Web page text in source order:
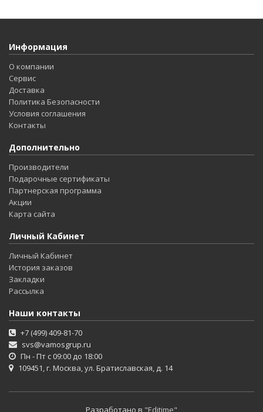
Информация
О компании
Сервис
Доставка
Политика Безопасности
Условия соглашения
Контакты
Дополнительно
Производители
Подарочные сертификаты
Партнерская программа
Акции
Карта сайта
Личный Кабинет
Личный Кабинет
История заказов
Закладки
Рассылка
Наши контакты
+7 (499) 409-81-70
svs@vamosgrup.ru
Пн - Пт с 09:00 до 18:00
109451, г. Москва, ул. Братиславская, д. 14
Разработано в "Editime"